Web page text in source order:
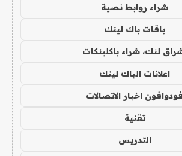
شراء روابط نصية
باقات باك لينك
لنك، شراء باكلينكات
اعلانات الباك لينك
فودوافون اخبار الاتصالات
تقنية
التدريس